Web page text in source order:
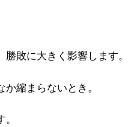
敗に大きく影響します。
縮まらないとき。